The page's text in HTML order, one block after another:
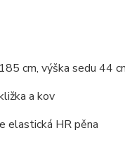
cm, výška sedu 44
a kov
elastická HR pěna